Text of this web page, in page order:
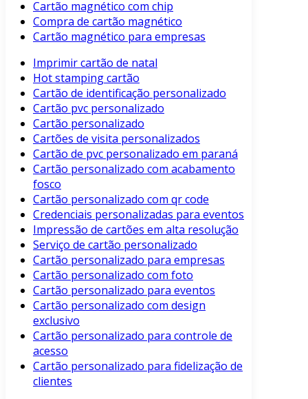
Cartão magnético com chip
Compra de cartão magnético
Cartão magnético para empresas
Imprimir cartão de natal
Hot stamping cartão
Cartão de identificação personalizado
Cartão pvc personalizado
Cartão personalizado
Cartões de visita personalizados
Cartão de pvc personalizado em paraná
Cartão personalizado com acabamento
fosco
Cartão personalizado com qr code
Credenciais personalizadas para eventos
Impressão de cartões em alta resolução
Serviço de cartão personalizado
Cartão personalizado para empresas
Cartão personalizado com foto
Cartão personalizado para eventos
Cartão personalizado com design
exclusivo
Cartão personalizado para controle de
acesso
Cartão personalizado para fidelização de
clientes